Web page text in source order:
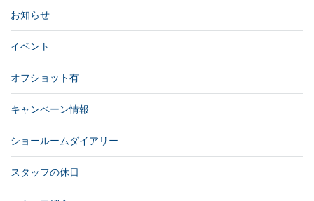
お知らせ
イベント
オフショット有
キャンペーン情報
ショールームダイアリー
スタッフの休日